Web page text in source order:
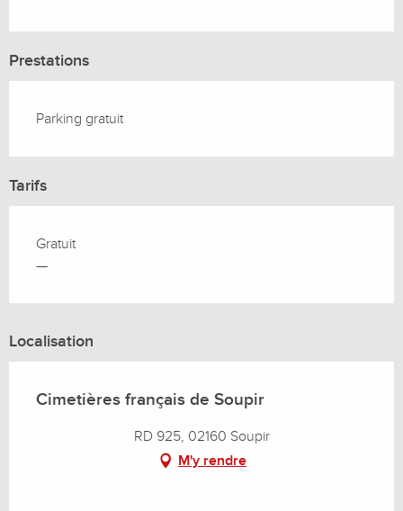
Prestations
Parking gratuit
Tarifs
Gratuit
—
Localisation
Cimetières français de Soupir
RD 925, 02160 Soupir
M'y rendre